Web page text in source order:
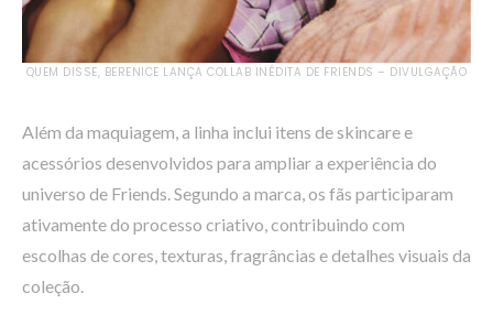
QUEM DISSE, BERENICE LANÇA COLLAB INÉDITA DE FRIENDS – DIVULGAÇÃO
Além da maquiagem, a linha inclui itens de skincare e
acessórios desenvolvidos para ampliar a experiência do
universo de Friends. Segundo a marca, os fãs participaram
ativamente do processo criativo, contribuindo com
escolhas de cores, texturas, fragrâncias e detalhes visuais da
coleção.